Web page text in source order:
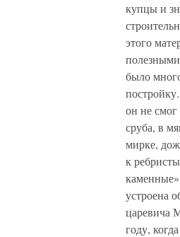
купцы и
этого
было
он не
сруба, в
мирке,
к
устроена
царевича
году,